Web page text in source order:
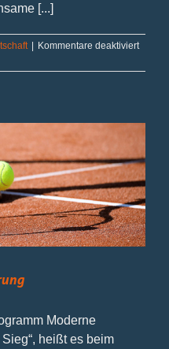
[...]
Kommentare deaktiviertfür
Moderne
heißt es beim